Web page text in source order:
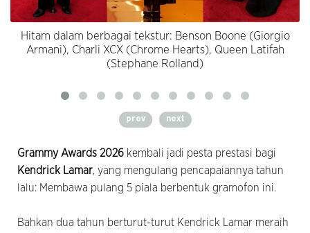
Hitam dalam berbagai tekstur: Benson Boone (Giorgio
Armani), Charli XCX (Chrome Hearts), Queen Latifah
(Stephane Rolland)
prev next
Grammy Awards 2026 kembali jadi pesta prestasi bagi
Kendrick Lamar, yang mengulang pencapaiannya tahun
lalu: Membawa pulang 5 piala berbentuk gramofon ini.
Bahkan dua tahun berturut-turut Kendrick Lamar meraih